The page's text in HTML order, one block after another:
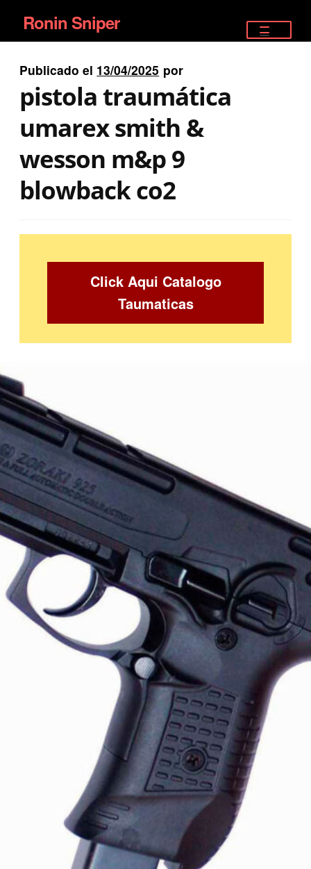
Ir
a
la
navegación
Ir
al
contenido
Ronin Sniper
EQUIPAMIENTO ÉLITE
SATELITALES
Publicado el 13/04/2025 por
pistola traumática
umarex smith &
wesson m&p 9
blowback co2
Click Aqui Catalogo
Taumaticas